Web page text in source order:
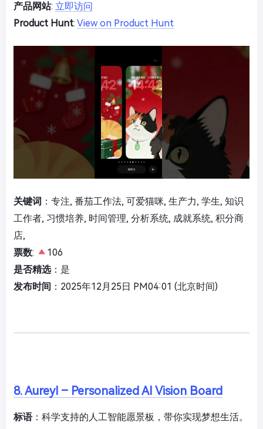
产品网站: 立即访问
Product Hunt: View on Product Hunt
关键词 ：专注, 番茄工作法, 可爱猫咪, 生产力, 学生, 知识
工作者, 习惯培养, 时间管理, 分析系统, 成就系统, 积分商
店,
票数:
106
是否精选：是
发布时间 ：2025年12月25日 PM04:01 (北京时间)
8. Aureyl – Personalized AI Vision Board
标语：科学支持的人工智能愿景板，带你实现梦想生活。